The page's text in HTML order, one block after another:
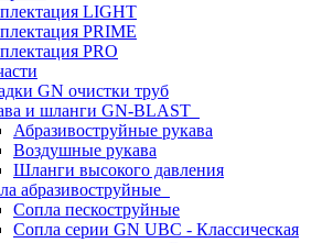
LIGHT
PRIME
PRO
GN очистки труб
и шланги GN-BLAST
Абразивоструйные рукава
Воздушные рукава
Шланги высокого давления
абразивоструйные
Сопла пескоструйные
Сопла серии GN UBC - Классическая